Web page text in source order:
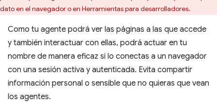
dato en el navegador o en Herramientas para desarrolladores.
Como tu agente podrá ver las páginas a las que accede
y también interactuar con ellas, podrá actuar en tu
nombre de manera eficaz si lo conectas a un navegador
con una sesión activa y autenticada. Evita compartir
información personal o sensible que no quieras que vean
los agentes.